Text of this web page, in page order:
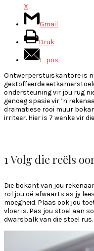
X
Gmail
Druk
E-pos
Ontwerperstuiskantore is
gestoffeerde
ondersteuning vir jou rug
genoeg spasie vir ’n
dramatiese rooi muur
irriteer. Hier is 7 wenke vir
1 Volg die reëls
Die bokant van jou
rol jou oë afwaarts as jy
moegheid. Plaas ook jou
vloer is. Pas jou stoel aan
dwarsbalk van die stoel rus.